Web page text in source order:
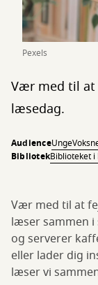
Pexels
Vær med til at
læsedag.
AudienceUnge
BibliotekBiblioteket
Vær med til at
læser sammen i
og serverer
eller lader dig
læser vi